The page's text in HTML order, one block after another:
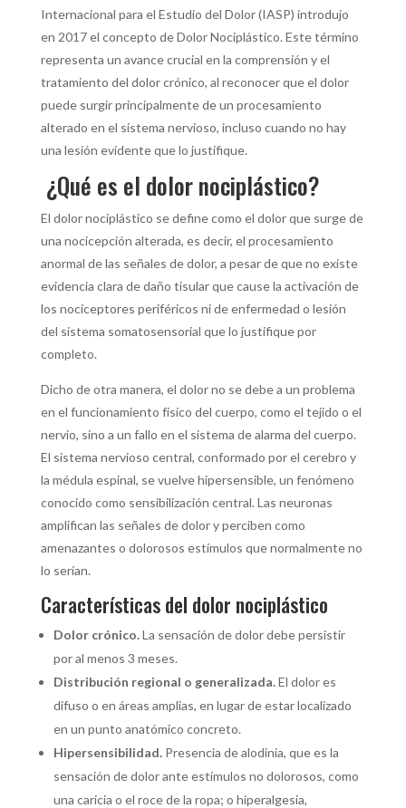
Internacional para el Estudio del Dolor (IASP) introdujo
en 2017 el concepto de Dolor Nociplástico. Este término
representa un avance crucial en la comprensión y el
tratamiento del dolor crónico, al reconocer que el dolor
puede surgir principalmente de un procesamiento
alterado en el sistema nervioso, incluso cuando no hay
una lesión evidente que lo justifique.
¿Qué es el dolor nociplástico?
El dolor nociplástico se define como el dolor que surge de
una nocicepción alterada, es decir, el procesamiento
anormal de las señales de dolor, a pesar de que no existe
evidencia clara de daño tisular que cause la activación de
los nociceptores periféricos ni de enfermedad o lesión
del sistema somatosensorial que lo justifique por
completo.
Dicho de otra manera, el dolor no se debe a un problema
en el funcionamiento físico del cuerpo, como el tejido o el
nervio, sino a un fallo en el sistema de alarma del cuerpo.
El sistema nervioso central, conformado por el cerebro y
la médula espinal, se vuelve hipersensible, un fenómeno
conocido como sensibilización central. Las neuronas
amplifican las señales de dolor y perciben como
amenazantes o dolorosos estímulos que normalmente no
lo serían.
Características del dolor nociplástico
Dolor crónico.La sensación de dolor debe persistir
por al menos 3 meses.
Distribución regional o generalizada.El dolor es
difuso o en áreas amplias, en lugar de estar localizado
en un punto anatómico concreto.
Hipersensibilidad.Presencia de alodinia, que es la
sensación de dolor ante estímulos no dolorosos, como
una caricia o el roce de la ropa; o hiperalgesia,